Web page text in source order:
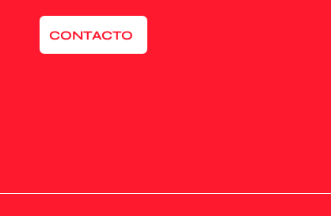
CONTACTO